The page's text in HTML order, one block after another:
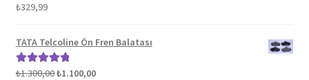
5 üzerinden
₺329,99
TATA Telcoline Ön Fren Balatası
5 üzerinden
₺1.300,00Orijinal
₺1.100,00Şu